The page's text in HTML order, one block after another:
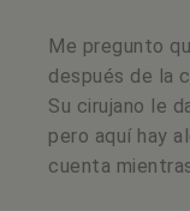
Me pregunto
después de la
Su cirujano le
pero aquí hay
cuenta